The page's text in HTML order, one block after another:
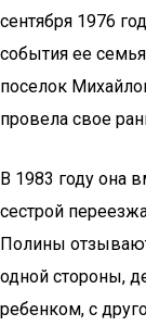
сентября 1976
события ее
поселок
провела свое
В 1983 году она
сестрой
Полины
одной стороны,
ребенком, с